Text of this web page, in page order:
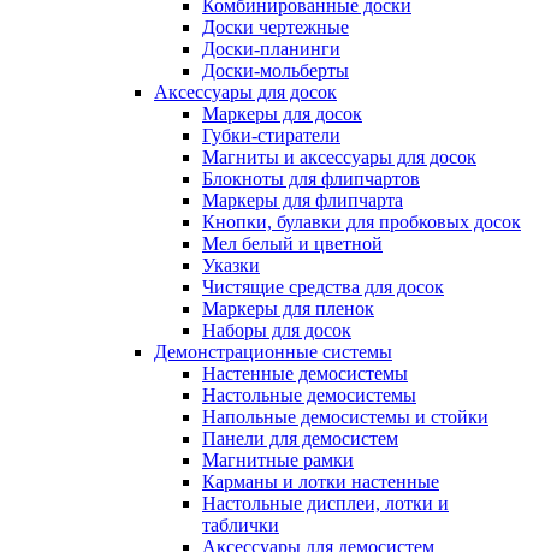
Комбинированные доски
Доски чертежные
Доски-планинги
Доски-мольберты
Аксессуары для досок
Маркеры для досок
Губки-стиратели
Магниты и аксессуары для досок
Блокноты для флипчартов
Маркеры для флипчарта
Кнопки, булавки для пробковых досок
Мел белый и цветной
Указки
Чистящие средства для досок
Маркеры для пленок
Наборы для досок
Демонстрационные системы
Настенные демосистемы
Настольные демосистемы
Напольные демосистемы и стойки
Панели для демосистем
Магнитные рамки
Карманы и лотки настенные
Настольные дисплеи, лотки и
таблички
Аксессуары для демосистем